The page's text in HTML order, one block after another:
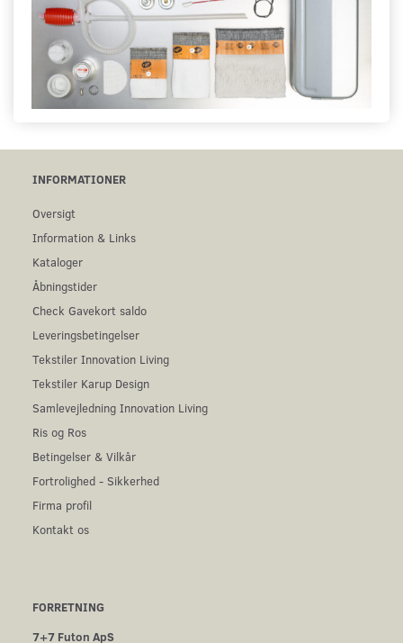
INFORMATIONER
Oversigt
Information & Links
Kataloger
Åbningstider
Check Gavekort saldo
Leveringsbetingelser
Tekstiler Innovation Living
Tekstiler Karup Design
Samlevejledning Innovation Living
Ris og Ros
Betingelser & Vilkår
Fortrolighed - Sikkerhed
Firma profil
Kontakt os
FORRETNING
7+7 Futon ApS